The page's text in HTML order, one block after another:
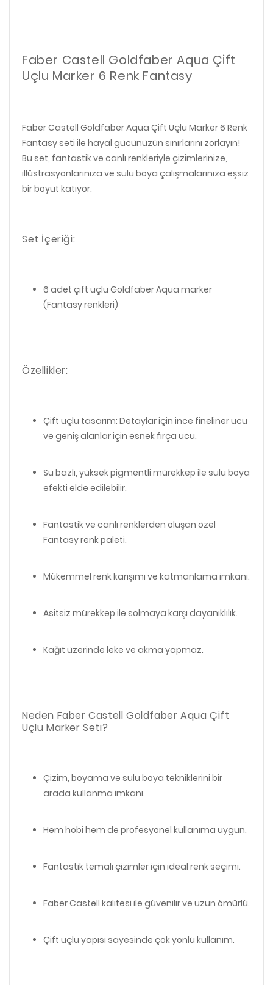
Faber Castell Goldfaber Aqua Çift
Uçlu Marker 6 Renk Fantasy
Faber Castell Goldfaber Aqua Çift Uçlu Marker 6 Renk
Fantasy seti ile hayal gücünüzün sınırlarını zorlayın!
Bu set, fantastik ve canlı renkleriyle çizimlerinize,
illüstrasyonlarınıza ve sulu boya çalışmalarınıza eşsiz
bir boyut katıyor.
Set İçeriği:
6 adet çift uçlu Goldfaber Aqua marker
(Fantasy renkleri)
Özellikler:
Çift uçlu tasarım: Detaylar için ince fineliner ucu
ve geniş alanlar için esnek fırça ucu.
Su bazlı, yüksek pigmentli mürekkep ile sulu boya
efekti elde edilebilir.
Fantastik ve canlı renklerden oluşan özel
Fantasy renk paleti.
Mükemmel renk karışımı ve katmanlama imkanı.
Asitsiz mürekkep ile solmaya karşı dayanıklılık.
Kağıt üzerinde leke ve akma yapmaz.
Neden Faber Castell Goldfaber Aqua Çift
Uçlu Marker Seti?
Çizim, boyama ve sulu boya tekniklerini bir
arada kullanma imkanı.
Hem hobi hem de profesyonel kullanıma uygun.
Fantastik temalı çizimler için ideal renk seçimi.
Faber Castell kalitesi ile güvenilir ve uzun ömürlü.
Çift uçlu yapısı sayesinde çok yönlü kullanım.